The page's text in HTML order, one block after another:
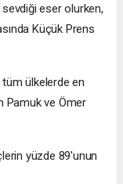
eser olurken,
Küçük Prens
ülkelerde en
Pamuk ve Ömer
yüzde 89'unun